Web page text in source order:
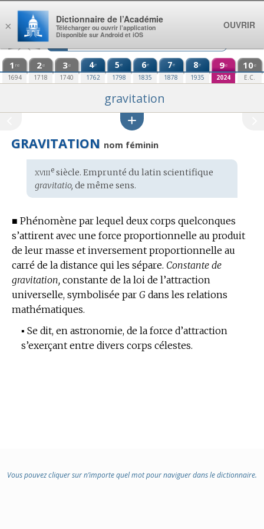
Aller au contenu
1 re
1694
2e
1718
3e
1740
4e
1762
5e
1798
6e
1835
7e
1878
8e
1935
9e
2024
10e
E.C.
gravitation
GRAVITATION nom féminin
Étymologie
:
xviiiesiècle. Emprunté du latin scientifique
gravitatio, de même sens.
■ Phénomène par lequel deux corps quelconques
s’attirent avec une force proportionnelle au produit
de leur masse et inversement proportionnelle au
carré de la distance qui les sépare. Constante de
gravitation, constante de la loi de l’attraction
universelle, symbolisée par G dans les relations
mathématiques.
▪ Se dit, en astronomie, de la force d’attraction
s’exerçant entre divers corps célestes.
Vous pouvez cliquer sur n’importe quel mot pour naviguer dans le dictionnaire.
×
Dictionnaire de l’Académie
Télécharger ou ouvrir l’application
Disponible sur Android et iOS
OUVRIR